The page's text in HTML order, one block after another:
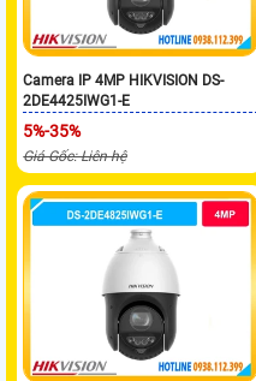
Camera IP 4MP HIKVISION DS-
2DE4425IWG1-E
5%-35%
Giá Gốc: Liên hệ